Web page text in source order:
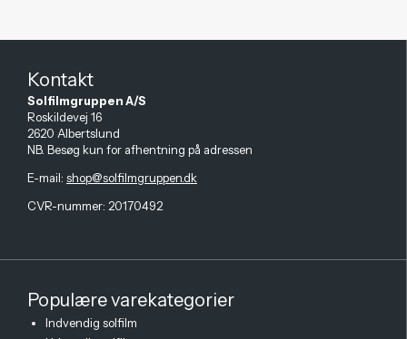
Kontakt
Solfilmgruppen A/S
Roskildevej 16
2620 Albertslund
NB. Besøg kun for afhentning på adressen
E-mail: shop@solfilmgruppen.dk
CVR-nummer: 20170492
Populære varekategorier
Indvendig solfilm